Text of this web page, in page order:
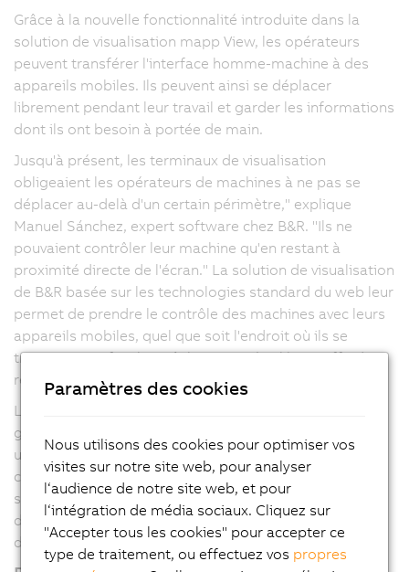
Grâce à la nouvelle fonctionnalité introduite dans la
solution de visualisation mapp View, les opérateurs
peuvent transférer l'interface homme-machine à des
appareils mobiles. Ils peuvent ainsi se déplacer
librement pendant leur travail et garder les informations
dont ils ont besoin à portée de main.
Jusqu'à présent, les terminaux de visualisation
obligeaient les opérateurs de machines à ne pas se
déplacer au-delà d'un certain périmètre," explique
Manuel Sánchez, expert software chez B&R. "Ils ne
pouvaient contrôler leur machine qu'en restant à
proximité directe de l'écran." La solution de visualisation
de B&R basée sur les technologies standard du web leur
permet de prendre le contrôle des machines avec leurs
appareils mobiles, quel que soit l'endroit où ils se
trouvent. Une fois leur tâche terminée, il leur suffit de
rendre le contrôle à l'unité de visualisation principale.
Le nouveau widget QRViewer inclus dans mapp View
génère des codes QR dynamiques sur l'interface
utilisateur de la machine. Grâce à ces codes, la
commande opérateur peut être transférée à un
smartphone. Ces codes QR dynamiques offrent aussi
d'autres fonctions pour optimiser la performance et la
disponibilité des machines.
Paramètres des cookies
Nous utilisons des cookies pour optimiser vos
visites sur notre site web, pour analyser
l‘audience de notre site web, et pour
l‘intégration de média sociaux. Cliquez sur
"Accepter tous les cookies" pour accepter ce
type de traitement, ou effectuez vos propres